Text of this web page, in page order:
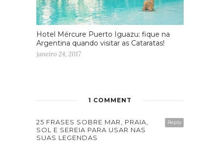
Hotel Mércure Puerto Iguazu: fique na
Argentina quando visitar as Cataratas!
janeiro 24, 2017
1 COMMENT
Reply
25 FRASES SOBRE MAR, PRAIA,
SOL E SEREIA PARA USAR NAS
SUAS LEGENDAS